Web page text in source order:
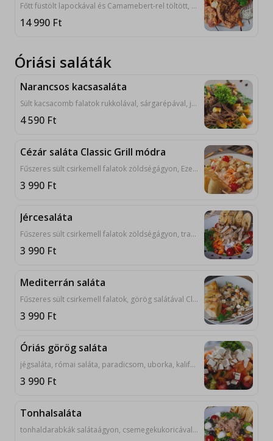
Főtt füstölt lapockával és Camamebert-rel töltött, mandulás bundába bújtatott jércemell, mediterrán csirkemell, grillezett csirkecomb filé és csirkerabló, burgonya püré, párolt jázmin rizs tejfölös hagymával, ajvárral , lepénnyel tálalva. 1, 3, 7, 9, 10
14 990 Ft
Óriási saláták
Narancsos kacsasaláta
Sült kacsacomb falatok rukkolával, sárgarépával, jégsalátával, pirított dióval, narancsos-olívaolajas öntettel, fokhagymás pirított lepénnyel. 8
4 590 Ft
Cézár saláta Classic Grill módra
Fűszeres sült csirkemell falatok zöldségágyon, Ezer Sziget öntettel, feta sajttal, fokhagymás pirított lepénnyel. 3, 7, 9, 10
3 990 Ft
Jércesaláta
Fűszeres sült csirkemell falatok zöldségágyon, trappista sajttal, kapros-joghurtos öntettel, fokhagymás pirított lepénnyel. 7, 9, 10
3 990 Ft
Mediterrán saláta
Fűszeres sült csirkemell falatok, görög salátával Classic Grill módra, trappista sajttal, almával, fokhagymás pirított lepénnyel.7, 9, 10
3 990 Ft
Óriás görög saláta
jégsaláta, római saláta, paradicsom, uborka, kaliforniai paprika, tv paprika, fekete olívabogyó, feta, almaecet, bazsalikom. 7
3 990 Ft
Tonhalsaláta
tonhaldarabkák salátaágyon, csemegekukoricával, koktélparadicsommal, olívabogyóval, extra szűz olívaolajjal, mozzarellagolyóval, fokhagymás, pirított lepénnyel. 4, 7